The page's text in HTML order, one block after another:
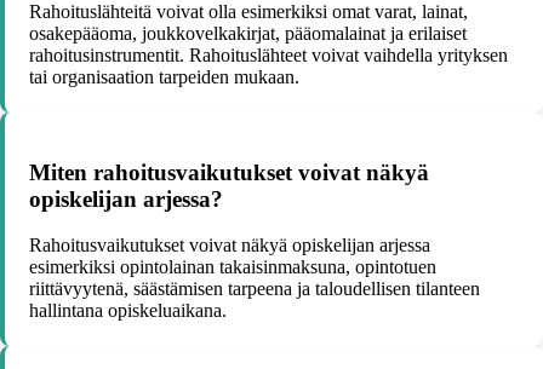
Rahoituslähteitä voivat olla esimerkiksi omat varat, lainat,
osakepääoma, joukkovelkakirjat, pääomalainat ja erilaiset
rahoitusinstrumentit. Rahoituslähteet voivat vaihdella yrityksen
tai organisaation tarpeiden mukaan.
Miten rahoitusvaikutukset voivat näkyä
opiskelijan arjessa?
Rahoitusvaikutukset voivat näkyä opiskelijan arjessa
esimerkiksi opintolainan takaisinmaksuna, opintotuen
riittävyytenä, säästämisen tarpeena ja taloudellisen tilanteen
hallintana opiskeluaikana.